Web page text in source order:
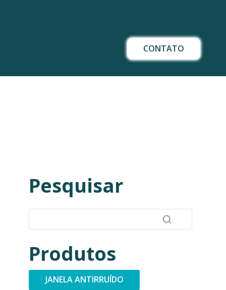
CONTATO
Pesquisar
Produtos
JANELA ANTIRRUÍDO